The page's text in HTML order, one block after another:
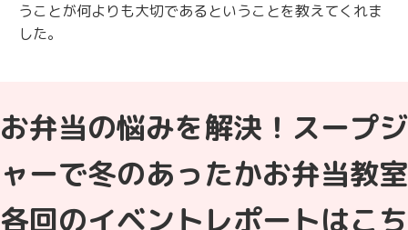
うことが何よりも大切であるということを教えてくれま
した。
お弁当の悩みを解決！スープジ
ャーで冬のあったかお弁当教室
各回のイベントレポートはこち